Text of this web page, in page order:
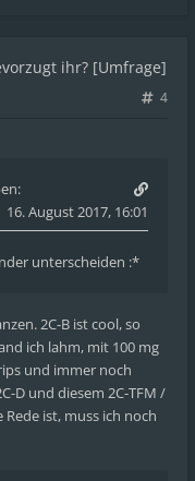
ihr? [Umfrage]
4
16. August 2017, 16:01
unterscheiden :*
2C-B ist cool, so
ich lahm, mit 100 mg
und immer noch
D und diesem 2C-TFM /
ist, muss ich noch